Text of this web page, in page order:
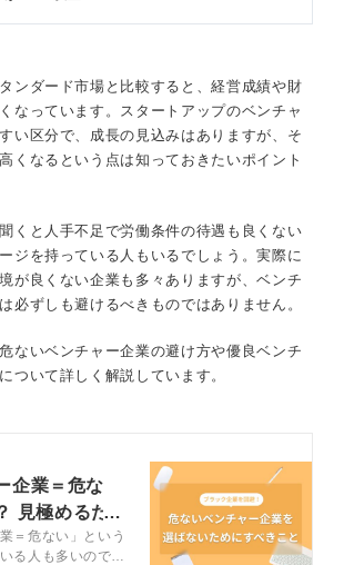
ンダード市場と比較すると、経営成績や財
なっています。スタートアップのベンチャ
い区分で、成長の見込みはありますが、そ
くなるという点は知っておきたいポイント
くと人手不足で労働条件の待遇も良くない
ジを持っている人もいるでしょう。実際に
が良くない企業も多々ありますが、ベンチ
必ずしも避けるべきものではありません。
ないベンチャー企業の避け方や優良ベンチ
ついて詳しく解説しています。
企業＝危な
見極めるた
授
＝危ない」という
る人も多いのでは